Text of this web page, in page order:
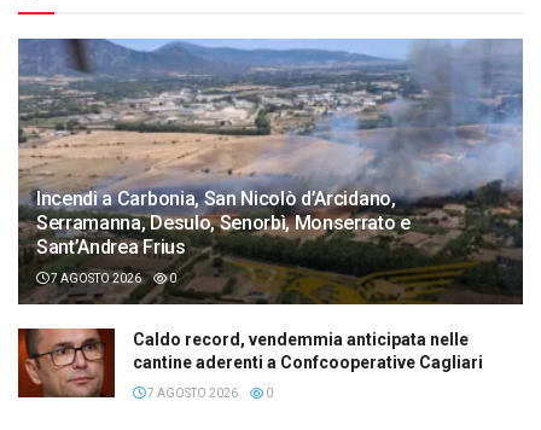
Incendi a Carbonia, San Nicolò d’Arcidano,
Serramanna, Desulo, Senorbì, Monserrato e
Sant’Andrea Frius
7 AGOSTO 2026 0
Caldo record, vendemmia anticipata nelle
cantine aderenti a Confcooperative Cagliari
7 AGOSTO 2026 0